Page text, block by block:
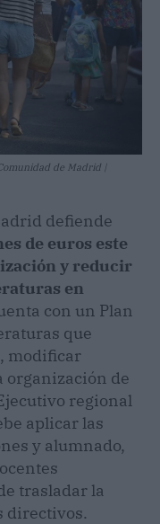
de Madrid |
defiende
de euros este
y reducir
en
con un Plan
que
modificar
organización de
regional
aplicar las
y alumnado,
trasladar la
directivos.